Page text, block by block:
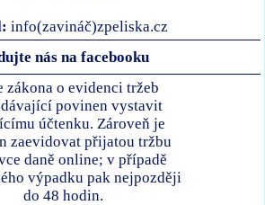
info(zavináč)zpeliska.cz
nás na facebooku
zákona o evidenci tržeb
povinen vystavit
účtenku. Zároveň je
zaevidovat přijatou tržbu
daně online; v případě
výpadku pak nejpozději
do 48 hodin.